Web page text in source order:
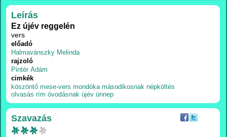
RÉSZLETEK
Leírás
Ez újév reggelén
vers
előadó
Halmavánszky Melinda
rajzoló
Pintér Ádám
cimkék
köszöntő mese-vers mondóka másodikosnak népköltés
olvasás rím óvodásnak újév ünnep
Szavazás